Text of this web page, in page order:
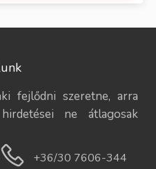
fejlődni szeretne, arra
ne átlagosak
+36/30 7606-344